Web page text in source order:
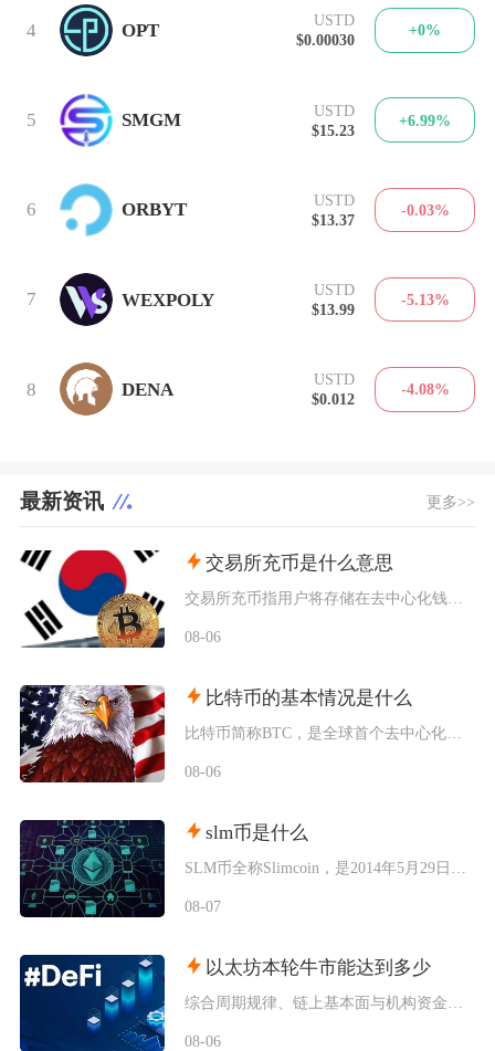
4 OPT
USTD
$0.00030
+0%
5 SMGM
USTD
$15.23
+6.99%
6 ORBYT
USTD
$13.37
-0.03%
7 WEXPOLY
USTD
$13.99
-5.13%
8 DENA
USTD
$0.012
-4.08%
最新资讯 更多>>
交易所充币是什么意思
交易所充币指用户将存储在去中心化钱包、其他交易平台内的数字加密资产，通过对应区块链网络转入
08-06
比特币的基本情况是什么
比特币简称BTC，是全球首个去中心化加密数字资产，依托区块链与工作量证明机制运行，无任何中
08-06
slm币是什么
08-07
以太坊本轮牛市能达到多少
08-06